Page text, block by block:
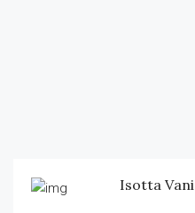
Isotta Vani